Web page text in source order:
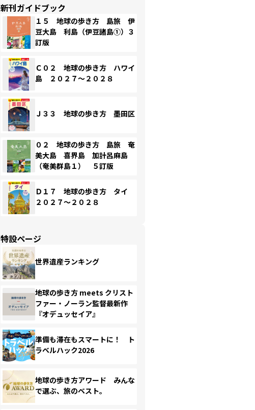
新刊ガイドブック
１５ 地球の歩き方 島旅 伊
豆大島 利島（伊豆諸島①）３
訂版
Ｃ０２ 地球の歩き方 ハワイ
島 ２０２７～２０２８
Ｊ３３ 地球の歩き方 墨田区
０２ 地球の歩き方 島旅 奄
美大島 喜界島 加計呂麻島
（奄美群島１） ５訂版
Ｄ１７ 地球の歩き方 タイ
２０２７～２０２８
特設ページ
世界遺産ランキング
地球の歩き方 meets クリスト
ファー・ノーラン監督最新作
『オデュッセイア』
準備も滞在もスマートに！ ト
ラベルハック2026
地球の歩き方アワード みんな
で選ぶ、旅のベスト。